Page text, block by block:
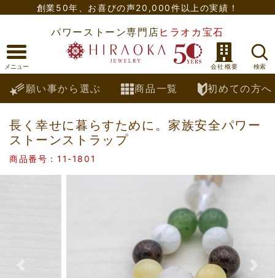
創業50年、 お喜びの声20,000件以上の実績！
パワーストーン専門店 ヒラオカ宝石
願い事から選ぶ 商品一覧 初めての方へ
長く幸せに暮らすために。家族安全パワー
ストーンストラップ
商品番号：11-1801
Previous